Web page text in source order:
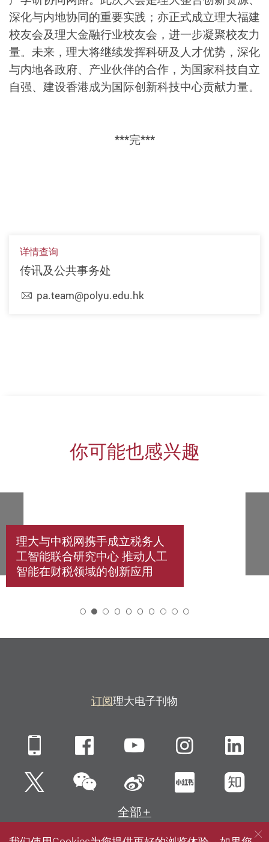
深化与内地协同的重要实践；亦正式成立理大福建
校友会及理大金融行业校友会，进一步凝聚校友力
量。未来，理大将继续发挥科研及人才优势，深化
与内地各政府、产业伙伴的合作，为国家科技自立
自强、建设香港成为国际创新科技中心贡献力量。
***完***
详情查询
传讯及公共事务处
pa.team@polyu.edu.hk
你可能也感兴趣
理大与中税网携手成立税务人
工智能联合研究中心 推动人工
智能在财税领域的创新应用
订阅理大电子刊物
Mobile FacebookYouTube
Twitter微信 新浪微博小红书知
全部